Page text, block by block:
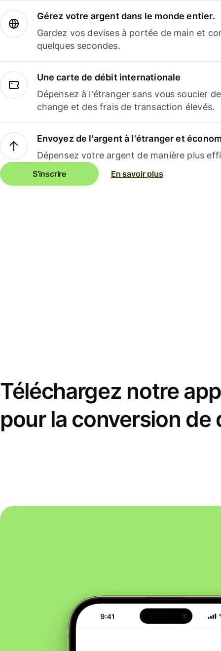
Gérez votre argent dans le monde entier.
Gardez vos devises à portée de main et
quelques secondes.
Une carte de débit internationale
Dépensez à l'étranger sans vous soucier
change et des frais de transaction élevés.
Envoyez de l'argent à l'étranger et
Dépensez votre argent de manière plus
S'inscrire En savoir plus
Téléchargez notre
pour la conversion de